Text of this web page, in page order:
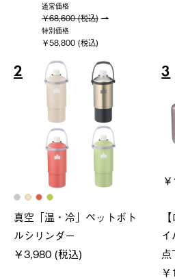
通常価格
￥68,600 (税込)
特別価格
￥58,800 (税込)
2
真空「温・冷」ペットボト
ルシリンダー
￥3,980 (税込)
3